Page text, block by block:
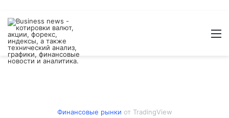
Финансовые рынки от TradingView